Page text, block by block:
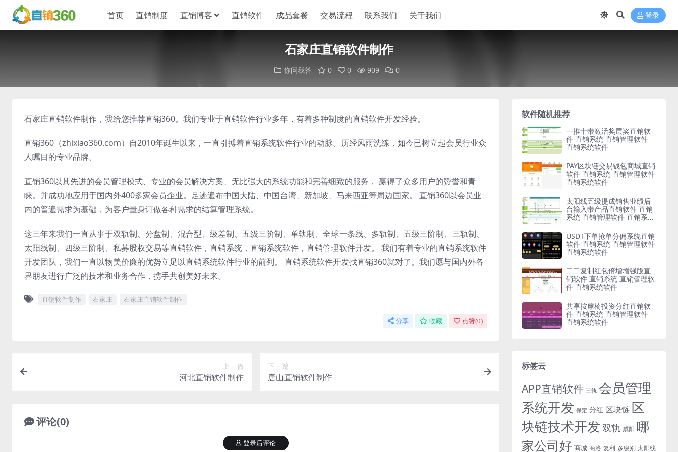
首页 直销制度 直销博客 直销软件 成品套餐 交易流程 联系我们 关于我们 登录
石家庄直销软件制作
你问我答 0 0 909 0
石家庄直销软件制作，我给您推荐直销360。我们专业于直销软件行业多年，有着多种制度的直销软件开发经验。
直销360（zhixiao360.com）自2010年诞生以来，一直引搏着直销系统软件行业的动脉。历经风雨洗练，如今已树立起会员行业众
人瞩目的专业品牌。
直销360以其先进的会员管理模式、专业的会员解决方案、无比强大的系统功能和完善细致的服务， 赢得了众多用户的赞誉和青
睐。并成功地应用于国内外400多家会员企业。足迹遍布中国大陆、中国台湾、新加坡、马来西亚等周边国家。 直销360以会员业
内的普遍需求为基础，为客户量身订做各种需求的结算管理系统。
这三年来我们一直从事于双轨制、分盘制、混合型、级差制、五级三阶制、单轨制、全球一条线、多轨制、五级三阶制、三轨制、
太阳线制、四级三阶制、私募股权交易等直销软件，直销系统，直销系统软件，直销管理软件开发。 我们有着专业的直销系统软件
开发团队，我们一直以物美价廉的优势立足以直销系统软件行业的前列。 直销系统软件开发找直销360就对了。我们愿与国内外各
界朋友进行广泛的技术和业务合作，携手共创美好未来。
直销软件制作 石家庄 石家庄直销软件制作
分享 收藏 点赞(0)
上一篇
河北直销软件制作
下一篇
唐山直销软件制作
评论(0)
登录后评论
软件随机推荐
一推十带激活奖层奖直销软
件 直销系统 直销管理软件
直销系统软件
PAY区块链交易钱包商城直销
软件 直销系统 直销管理软件
直销系统软件
太阳线五级提成销售业绩后
台输入带产品直销软件 直销
系统 直销管理软件 直销系统
USDT下单抢单分佣系统直销
软件 直销系统 直销管理软件
直销系统软件
二二复制红包倍增增强版直
销软件 直销系统 直销管理软
件 直销系统软件
共享按摩椅投资分红直销软
件 直销系统 直销管理软件
直销系统软件
标签云
APP直销软件 三轨 会员管理
系统开发 保定 分红 区块链 区
块链技术开发 双轨 咸阳 哪
家公司好 商城 商洛 复利 多级别 太阳线